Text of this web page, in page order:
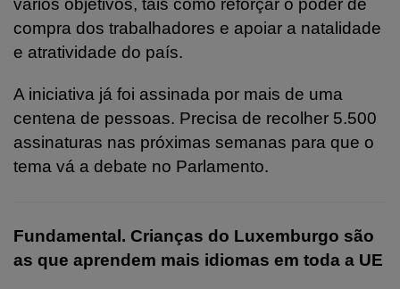
vários objetivos, tais como reforçar o poder de
compra dos trabalhadores e apoiar a natalidade
e atratividade do país.
A iniciativa já foi assinada por mais de uma
centena de pessoas. Precisa de recolher 5.500
assinaturas nas próximas semanas para que o
tema vá a debate no Parlamento.
Fundamental. Crianças do Luxemburgo são
as que aprendem mais idiomas em toda a UE